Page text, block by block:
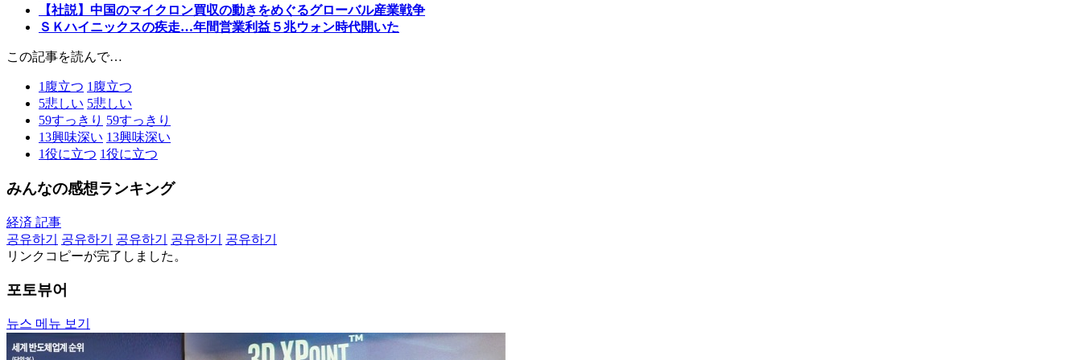
【社説】中国のマイクロン買収の動きをめぐるグローバル産業戦争
ＳＫハイニックスの疾走…年間営業利益５兆ウォン時代開いた
この記事を読んで…
1 腹立つ 1 腹立つ
5悲しい 5悲しい
59すっきり 59すっきり
13興味深い 13興味深い
1役に立つ 1役に立つ
みんなの感想ランキング
経済 記事
공유하기
공유하기 공유하기 공유하기
공유하기
リンクコピーが完了しました。
포토뷰어
뉴스 메뉴 보기